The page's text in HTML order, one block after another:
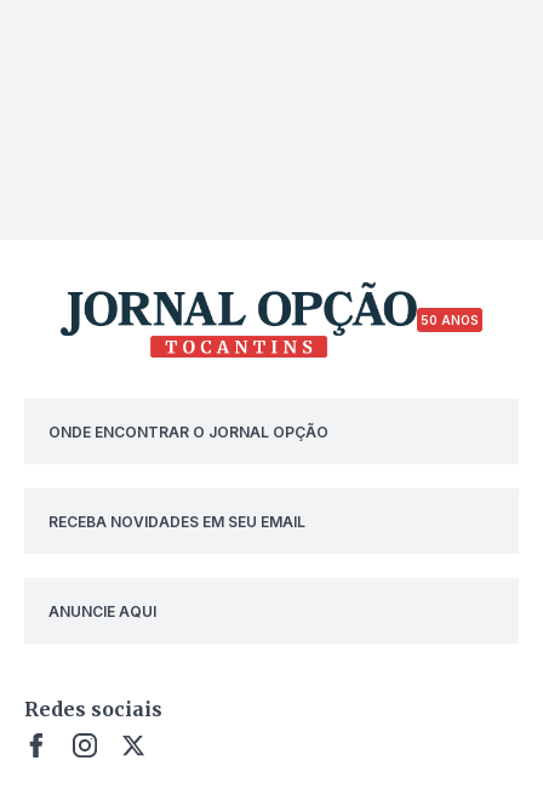
50 ANOS
ONDE ENCONTRAR O JORNAL OPÇÃO
RECEBA NOVIDADES EM SEU EMAIL
ANUNCIE AQUI
Redes sociais